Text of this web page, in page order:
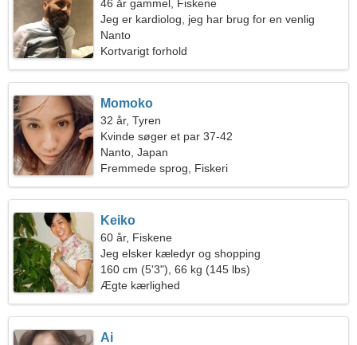
46 år gammel, Fiskene
Jeg er kardiolog, jeg har brug for en venlig
kvinde
Nanto
Kortvarigt forhold
Momoko
32 år, Tyren
Kvinde søger et par 37-42
Nanto, Japan
Fremmede sprog, Fiskeri
Keiko
60 år, Fiskene
Jeg elsker kæledyr og shopping
160 cm (5'3"), 66 kg (145 lbs)
Ægte kærlighed
Ai